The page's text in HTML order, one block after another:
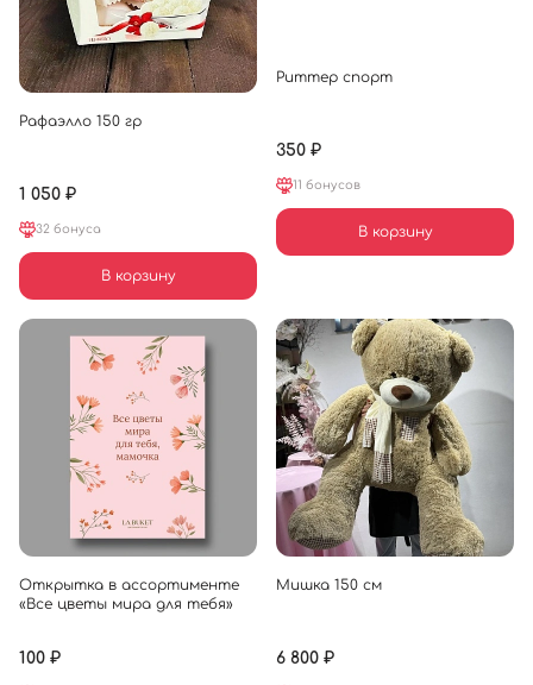
Рафаэлло 150 гр
1 050 ₽
32 бонуса
В корзину
Риттер спорт
350 ₽
11 бонусов
В корзину
Открытка в ассортименте
«Все цветы мира для тебя»
100 ₽
Мишка 150 см
6 800 ₽